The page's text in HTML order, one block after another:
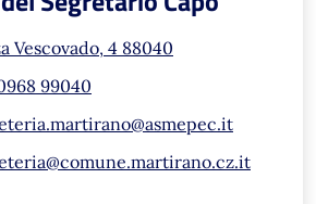
Vescovado, 4 88040
99040